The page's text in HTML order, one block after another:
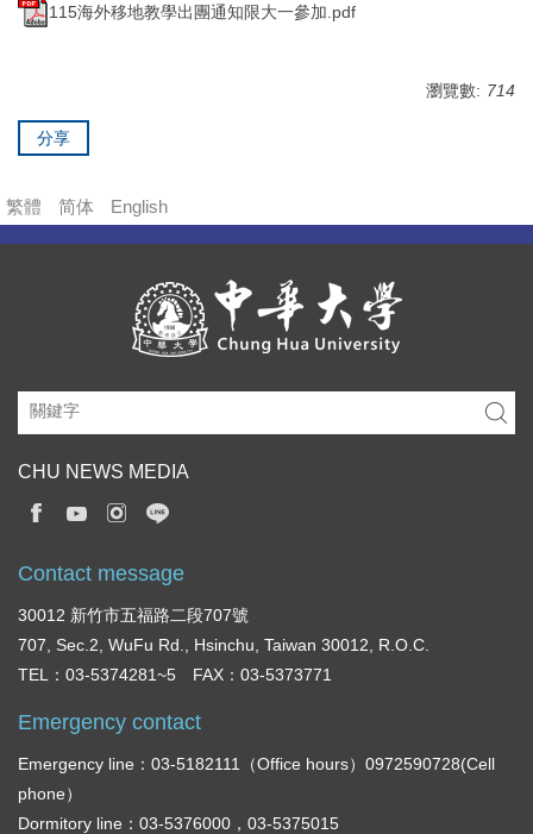
115海外移地教學出團通知限大一參加.pdf
瀏覽數: 714
分享
繁體 简体 English
CHU NEWS MEDIA
Contact message
30012 新竹市五福路二段707號
707, Sec.2, WuFu Rd., Hsinchu, Taiwan 30012, R.O.C.
TEL：03-5374281~5 FAX：03-5373771
Emergency contact
Emergency line：03-5182111（Office hours）0972590728(Cell
phone）
Dormitory line：03-5376000，03-5375015